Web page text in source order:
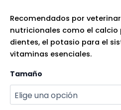
Recomendados por
nutricionales como el calcio
dientes, el potasio para el
vitaminas esenciales.
Tamaño